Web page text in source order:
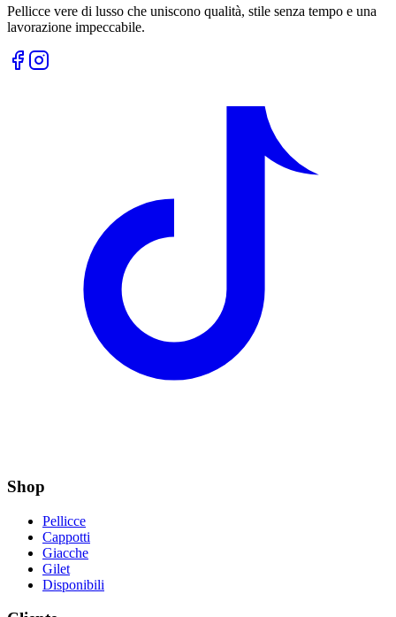
Pellicce vere di lusso che uniscono qualità, stile senza tempo e una
lavorazione impeccabile.
Shop
Pellicce
Cappotti
Giacche
Gilet
Disponibili